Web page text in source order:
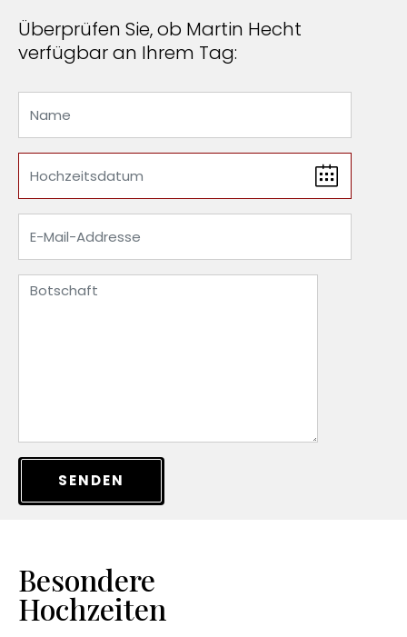
Überprüfen Sie, ob Martin Hecht
verfügbar an Ihrem Tag:
SENDEN
Besondere
Hochzeiten